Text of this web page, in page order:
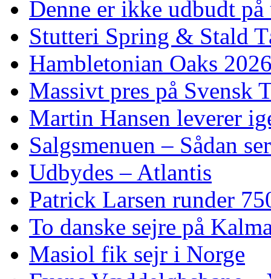
Denne er ikke udbudt
Stutteri Spring & Stald
Hambletonian Oaks
Massivt pres på Svensk
Martin Hansen leverer
Salgsmenuen – Sådan
Udbydes – Atlantis
Patrick Larsen runder
To danske sejre på
Masiol fik sejr i Norge